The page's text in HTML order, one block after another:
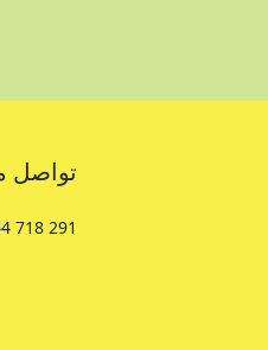
تواصل
718 291